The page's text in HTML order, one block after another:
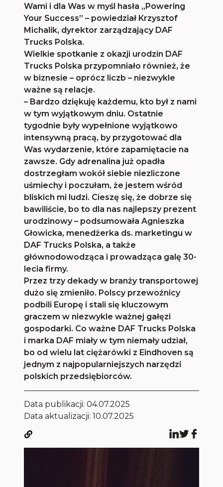
Wami i dla Was w myśl hasła „Powering
Your Success” – powiedział Krzysztof
Michalik, dyrektor zarządzający DAF
Trucks Polska.
Wielkie spotkanie z okazji urodzin DAF
Trucks Polska przypomniało również, że
w biznesie – oprócz liczb – niezwykle
ważne są relacje.
– Bardzo dziękuję każdemu, kto był z nami
w tym wyjątkowym dniu. Ostatnie
tygodnie były wypełnione wyjątkowo
intensywną pracą, by przygotować dla
Was wydarzenie, które zapamiętacie na
zawsze. Gdy adrenalina już opadła
dostrzegłam wokół siebie niezliczone
uśmiechy i poczułam, że jestem wśród
bliskich mi ludzi. Cieszę się, że dobrze się
bawiliście, bo to dla nas najlepszy prezent
urodzinowy – podsumowała Agnieszka
Głowicka, menedżerka ds. marketingu w
DAF Trucks Polska, a także
głównodowodząca i prowadząca galę 30-
lecia firmy.
Przez trzy dekady w branży transportowej
dużo się zmieniło. Polscy przewoźnicy
podbili Europę i stali się kluczowym
graczem w niezwykle ważnej gałęzi
gospodarki. Co ważne DAF Trucks Polska
i marka DAF miały w tym niemały udział,
bo od wielu lat ciężarówki z Eindhoven są
jednym z najpopularniejszych narzędzi
polskich przedsiębiorców.
Data publikacji:04.07.2025
Data aktualizacji: 10.07.2025